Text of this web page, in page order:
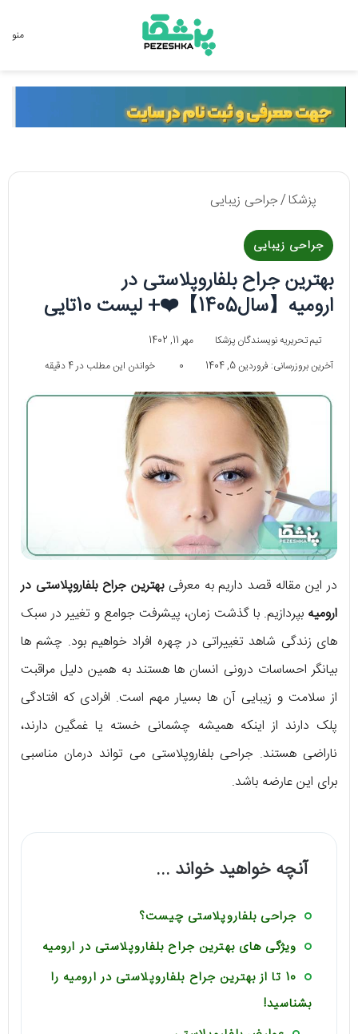
منو
پزشکا/جراحی زیبایی
جراحی زیبایی
بهترین جراح بلفاروپلاستی در
ارومیه【سال1405】❤️+ لیست 10تایی
تیم تحریریه نویسندگان پزشکا
مهر 11, 1402
آخرین بروزرسانی: فروردین 5, 1404
0 خواندن این مطلب در 4 دقیقه
در این مقاله قصد داریم به معرفیبهترین جراح بلفاروپلاستی در
ارومیه بپردازیم. با گذشت زمان، پیشرفت جوامع و تغییر در سبک
های زندگی شاهد تغییراتی در چهره افراد خواهیم بود. چشم ها
بیانگر احساسات درونی انسان ها هستند به همین دلیل مراقبت
از سلامت و زیبایی آن ها بسیار مهم است. افرادی که افتادگی
پلک دارند از اینکه همیشه چشمانی خسته یا غمگین دارند،
ناراضی هستند. جراحی بلفاروپلاستی می تواند درمان مناسبی
برای این عارضه باشد.
آنچه خواهید خواند ...
جراحی بلفاروپلاستی چیست؟
ویژگی های بهترین جراح بلفاروپلاستی در ارومیه
10 تا از بهترین جراح بلفاروپلاستی در ارومیه را
بشناسید!